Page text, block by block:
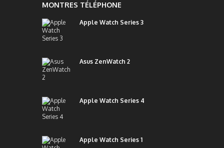
MONTRES TÉLÉPHONE
Apple Watch Series 3
Asus ZenWatch 2
Apple Watch Series 4
Apple Watch Series 1